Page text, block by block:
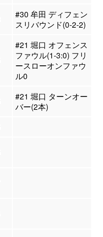
#30 牟田 ディフェン
スリバウンド(0-2-2)
#21 堀口 オフェンス
ファウル(1-3:0) フリ
ースローオンファウ
ル0
#21 堀口 ターンオー
バー(2本)